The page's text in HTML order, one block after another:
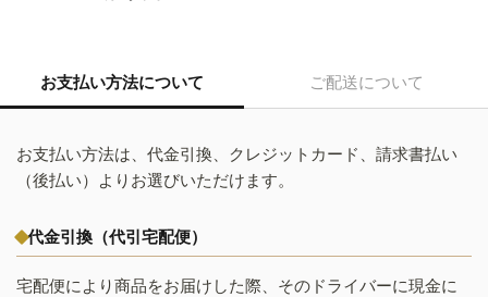
お支払い方法について ご配送について
お支払い方法は、代金引換、クレジットカード、請求書払い
（後払い）よりお選びいただけます。
代金引換（代引宅配便）
宅配便により商品をお届けした際、そのドライバーに現金に